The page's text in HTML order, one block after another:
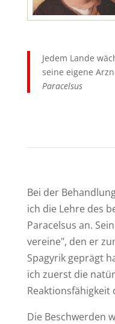
Jedem Lande
seine eigene
Paracelsus
Bei der
ich die Lehre des
Paracelsus an.
vereine", den er
Spagyrik geprägt
ich zuerst die
Reaktionsfähigkeit
Die Beschwerden